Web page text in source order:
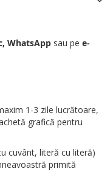
WhatsApp sau pe e-
1-3 zile lucrătoare,
grafică pentru
cuvânt, literă cu literă)
primită